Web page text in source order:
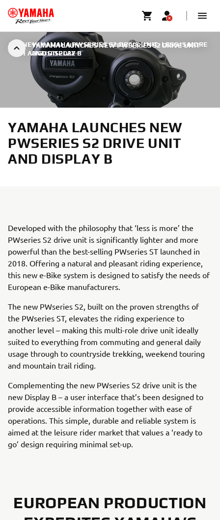
YAMAHA LAUNCHES NEW PWSERIES S2 DRIVE UNIT
AND DISPLAY B
ALL NEW YAMAHA PWSERIES S2 DRIVE UNIT: LESS IS MORE
31 AUGUSTI 2022
YAMAHA LAUNCHES NEW
PWSERIES S2 DRIVE UNIT
AND DISPLAY B
Developed with the philosophy that ‘less is more’ the
PWseries S2 drive unit is significantly lighter and more
powerful than the best-selling PWseries ST launched in
2018. Offering a natural and pleasant riding experience,
this new e-Bike system is designed to satisfy the needs of
European e-Bike manufacturers.
The new PWseries S2, built on the proven strengths of
the PWseries ST, elevates the riding experience to
another level – making this multi-role drive unit ideally
suited to everything from commuting and general daily
usage through to countryside trekking, weekend touring
and mountain trail riding.
Complementing the new PWseries S2 drive unit is the
new Display B – a user interface that’s been designed to
provide accessible information together with ease of
operations. This simple, durable and reliable system is
aimed at the leisure rider market that values a ‘ready to
go’ design requiring minimal set-up.
EUROPEAN PRODUCTION